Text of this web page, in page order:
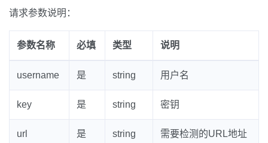
请求参数说明：
参数名称 必填 类型 说明
username 是 string 用户名
key 是 string 密钥
url 是 string 需要检测的URL地址